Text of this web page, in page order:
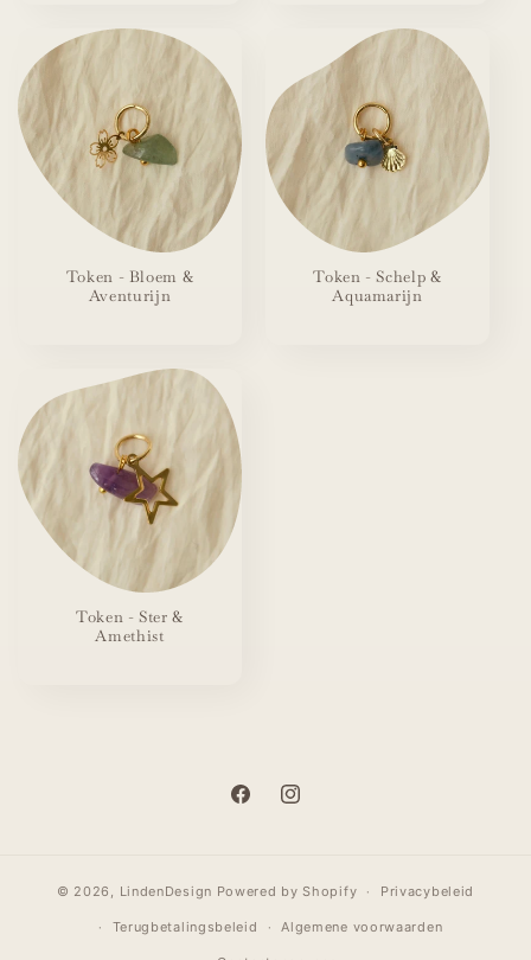
Token - Bloem &
Aventurijn
Token - Schelp &
Aquamarijn
Token - Ster &
Amethist
FacebookInstagram
© 2026, LindenDesign Powered by Shopify Privacybeleid
Terugbetalingsbeleid Algemene voorwaarden